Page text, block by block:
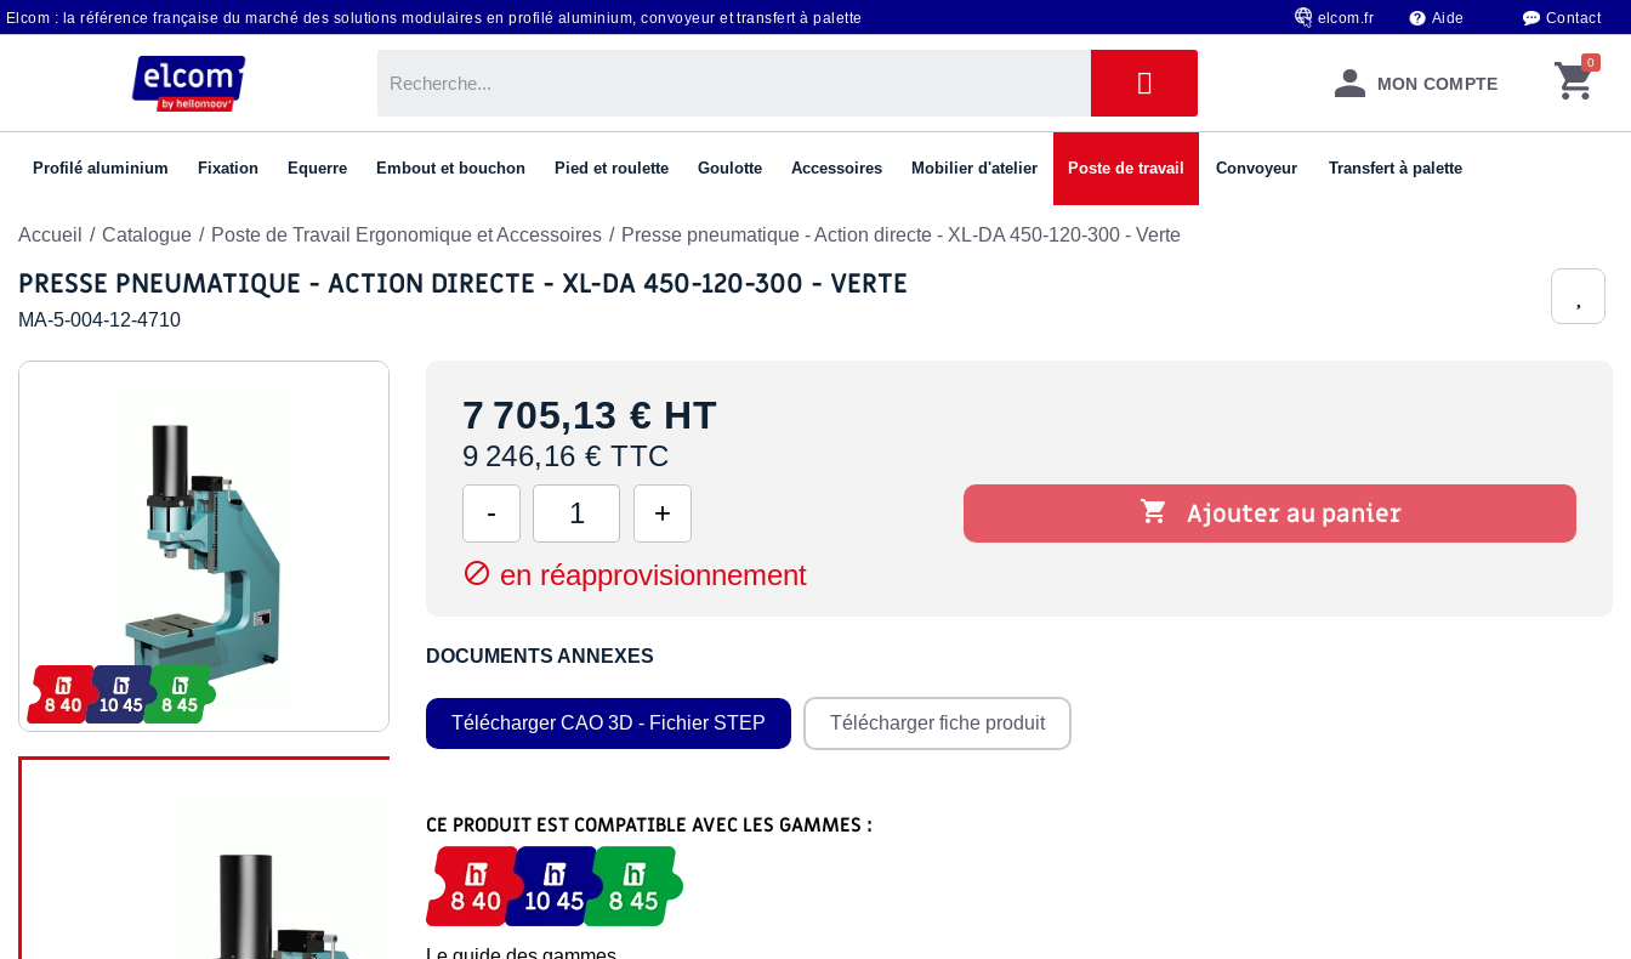
Elcom : la référence française du marché des solutions modulaires en profilé aluminium, convoyeur et transfert à palette elcom.fr Aide Contact
MON COMPTE
Profilé aluminium Fixation Equerre Embout et bouchon Pied et roulette Goulotte Accessoires Mobilier d'atelier Poste de travail Convoyeur Transfert à palette
Accueil Catalogue Poste de Travail Ergonomique et Accessoires Presse pneumatique - Action directe - XL-DA 450-120-300 - Verte
PRESSE PNEUMATIQUE - ACTION DIRECTE - XL-DA 450-120-300 - VERTE
MA-5-004-12-4710
7 705,13 € HT
9 246,16 € TTC
 Ajouter au panier
 en réapprovisionnement
DOCUMENTS ANNEXES
Télécharger CAO 3D - Fichier STEP Télécharger fiche produit
CE PRODUIT EST COMPATIBLE AVEC LES GAMMES :